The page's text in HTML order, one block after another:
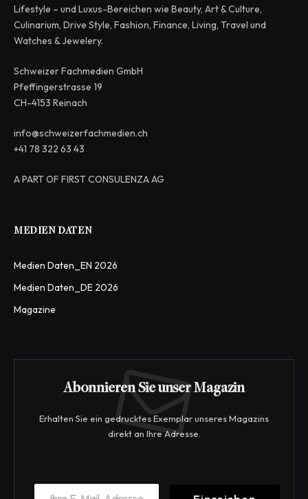
Lifestyle – und Luxus-Bereichen wie Beauty, Art & Culture,
Culinarium, Drive Style, Fashion, Finance, Living, Travel und
Watches & Jewelery.
Schweizer Fachmedien GmbH
Pfeffingerstrasse 19
CH-4153 Reinach
info@schweizerfachmedien.ch
+41 78 322 63 43
A PART OF FIRST CONSULENZA AG
MEDIEN DATEN
Medien Daten_EN 2026
Medien Daten_DE 2026
Magazine
Abonnieren Sie unser Magazin
Erhalten Sie ein gedrucktes Exemplar unseres Magazins
direkt an Ihre Adresse.
E